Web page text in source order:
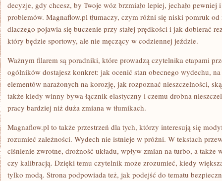
decyzje, gdy chcesz, by Twoje wóz brzmiało lepiej, jechało pewniej
problemów. Magnaflow.pl tłumaczy, czym różni się niski pomruk od
dlaczego pojawia się buczenie przy stałej prędkości i jak dobierać
który będzie sportowy, ale nie męczący w codziennej jeździe.
Ważnym filarem są poradniki, które prowadzą czytelnika etapami
ogólników dostajesz konkret: jak ocenić stan obecnego wydechu,
elementów narażonych na korozję, jak rozpoznać nieszczelności,
także kiedy winny bywa łącznik elastyczny i czemu drobna
pracy bardziej niż duża zmiana w tłumikach.
Magnaflow.pl to także przestrzeń dla tych, którzy interesują się
rozumieć zależności. Wydech nie istnieje w próżni. W tekstach
ciśnienie zwrotne, drożność układu, wpływ zmian na turbo, a także
czy kalibracją. Dzięki temu czytelnik może zrozumieć, kiedy
tylko modą. Strona podpowiada też, jak podejść do tematu